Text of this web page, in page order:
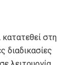
στη
διαδικασίες